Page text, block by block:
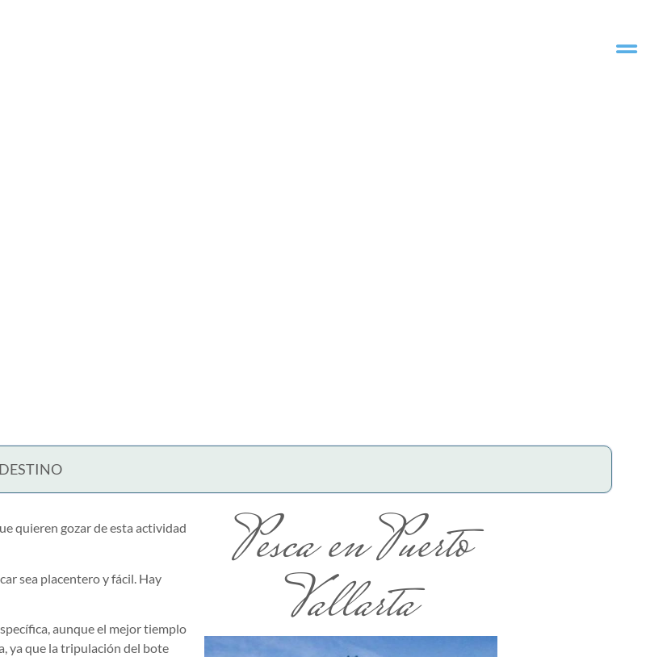
quieren gozar de esta actividad
sea placentero y fácil. Hay
aunque el mejor tiemplo
ya que la tripulación del bote
Pesca en Puerto
Vallarta